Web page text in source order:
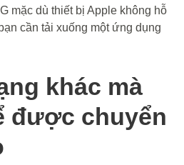
mặc dù thiết bị Apple không hỗ
cần tải xuống một ứng dụng
khác mà
được chuyển